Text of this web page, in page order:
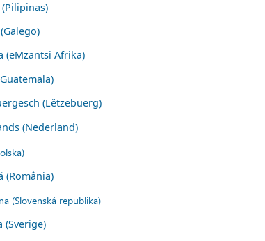
(eMzantsi Afrika)
(Lëtzebuerg)
(Nederland)
(România)
(Slovenská republika)
(Sverige)